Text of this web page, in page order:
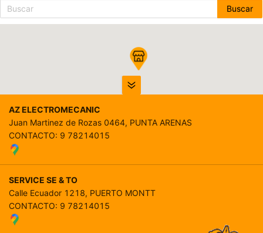
Buscar
AZ ELECTROMECANIC
Juan Martinez de Rozas 0464, PUNTA ARENAS
CONTACTO: 9 78214015
SERVICE SE & TO
Calle Ecuador 1218, PUERTO MONTT
CONTACTO: 9 78214015